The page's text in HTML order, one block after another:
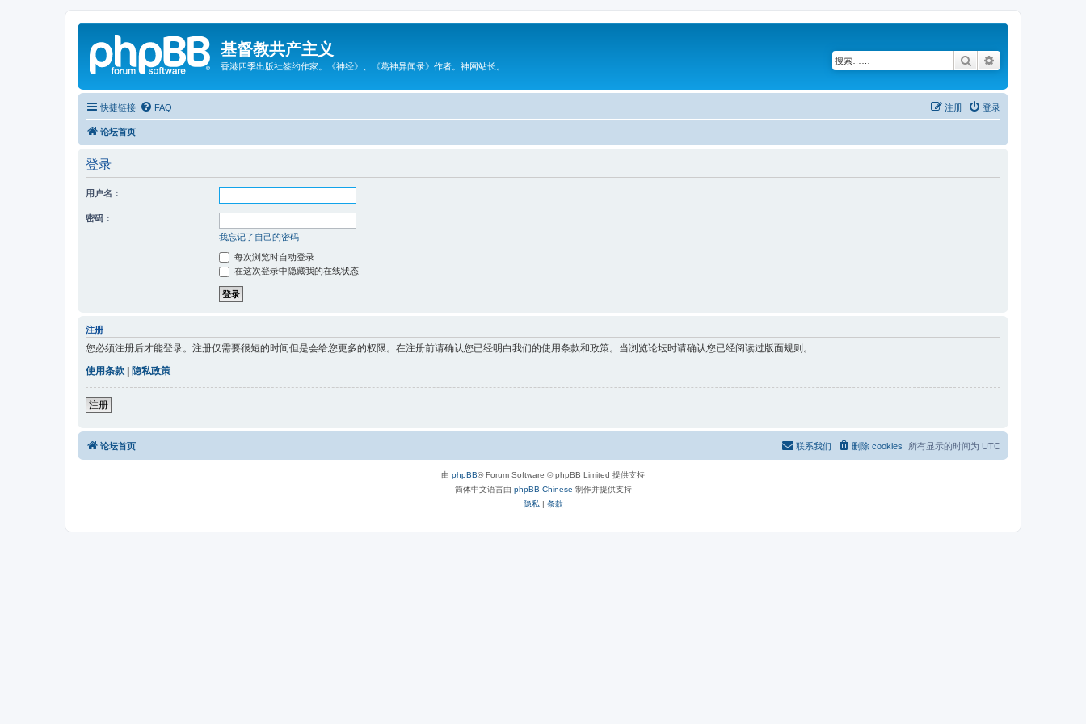
基督教共产主义
香港四季出版社签约作家。《神经》、《葛神异闻录》作者。神网站长。 搜索
快捷链接 FAQ 登录
注册
论坛首页
登录
用户名：
密码：
我忘记了自己的密码
每次浏览时自动登录
在这次登录中隐藏我的在线状态
注册
您必须注册后才能登录。注册仅需要很短的时间但是会给您更多的权限。在注册前请确认您已经明白我们的使用条款和政策。当浏览论坛时请确认您已经阅读过版面规则。
使用条款
隐私政策
注册
论坛首页 所有显示的时间为 UTC
删除 cookies
联系我们
由 phpBB® Forum Software © phpBB Limited 提供支持
简体中文语言由 phpBB Chinese 制作并提供支持
隐私| 条款